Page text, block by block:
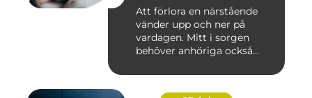
Att förlora en närstående
vänder upp och ner på
vardagen. Mitt i sorgen
behöver anhöriga också